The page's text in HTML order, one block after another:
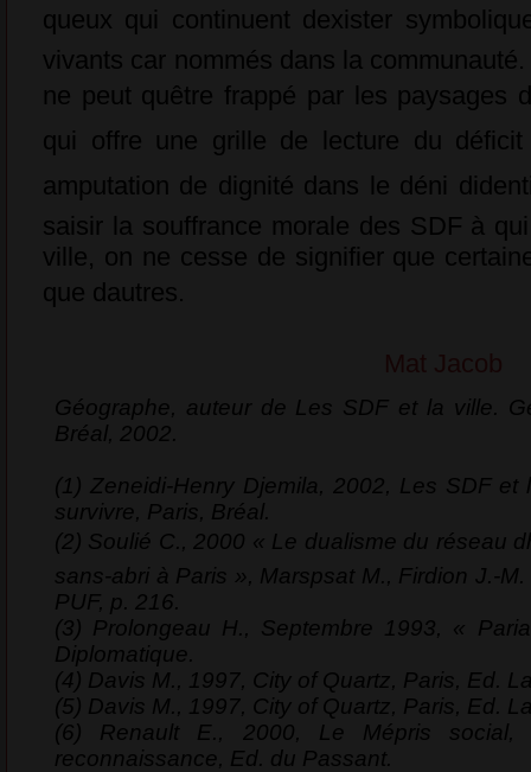
queux qui continuent dexister
vivants car nommés dans la
ne peut quêtre frappé par les paysages
qui offre une grille de lecture du déficit
amputation de dignité dans le déni
saisir la souffrance morale des SDF à
ville, on ne cesse de signifier que
que dautres.
Géographe, auteur de Les SDF et la ville.
Bréal, 2002.
(1) Zeneidi-Henry Djemila, 2002, Les SDF
survivre, Paris, Bréal.
(2) Soulié C., 2000 « Le dualisme du réseau
sans-abri à Paris », Marspsat M., Firdion J.-
PUF, p. 216.
(3) Prolongeau H., Septembre 1993, «
Diplomatique.
(4) Davis M., 1997, City of Quartz, Paris, Ed.
(5) Davis M., 1997, City of Quartz, Paris, Ed.
(6) Renault E., 2000, Le Mépris
reconnaissance, Ed. du Passant.